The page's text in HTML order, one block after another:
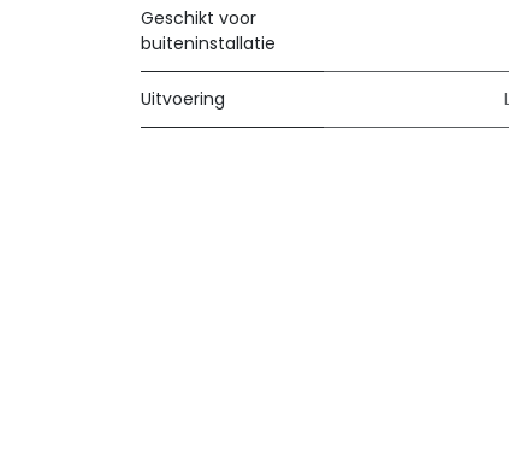
Geschikt voor
buiteninstallatie
Uitvoering